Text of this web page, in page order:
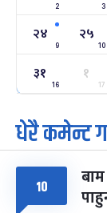
सोम फाल्गुन
२५
मंगल फाल्गुन
७
आइत
पूर्णिमा
चैत्र ७,
८
चैत्र ८,
2 3
२४
9
२५
10
३१
16
१
17
धेरै कमेन्ट
१०